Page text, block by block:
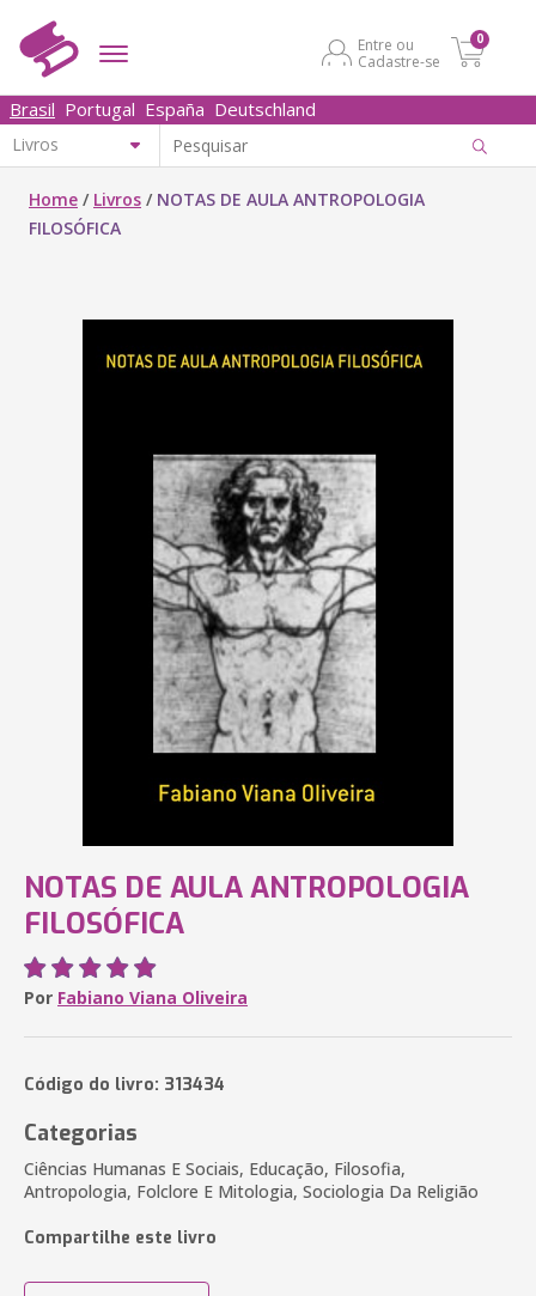
Entre ou
Cadastre-se
0
Brasil Portugal España Deutschland
Home / Livros / NOTAS DE AULA ANTROPOLOGIA
FILOSÓFICA
NOTAS DE AULA ANTROPOLOGIA
FILOSÓFICA
Por Fabiano Viana Oliveira
Código do livro: 313434
Categorias
Ciências Humanas E Sociais, Educação, Filosofia,
Antropologia, Folclore E Mitologia, Sociologia Da Religião
Compartilhe este livro